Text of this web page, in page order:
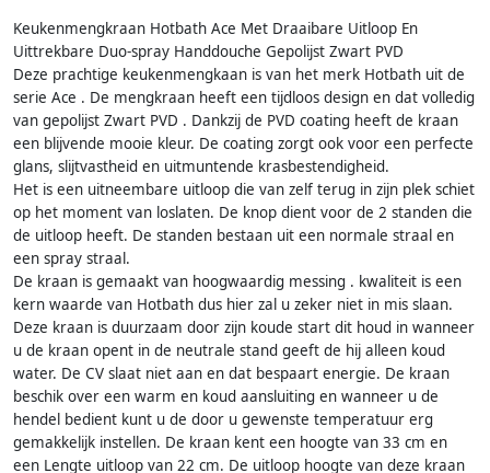
Keukenmengkraan Hotbath Ace Met Draaibare Uitloop En
Uittrekbare Duo-spray Handdouche Gepolijst Zwart PVD
Deze prachtige keukenmengkaan is van het merk Hotbath uit de
serie Ace . De mengkraan heeft een tijdloos design en dat volledig
van gepolijst Zwart PVD . Dankzij de PVD coating heeft de kraan
een blijvende mooie kleur. De coating zorgt ook voor een perfecte
glans, slijtvastheid en uitmuntende krasbestendigheid.
Het is een uitneembare uitloop die van zelf terug in zijn plek schiet
op het moment van loslaten. De knop dient voor de 2 standen die
de uitloop heeft. De standen bestaan uit een normale straal en
een spray straal.
De kraan is gemaakt van hoogwaardig messing . kwaliteit is een
kern waarde van Hotbath dus hier zal u zeker niet in mis slaan.
Deze kraan is duurzaam door zijn koude start dit houd in wanneer
u de kraan opent in de neutrale stand geeft de hij alleen koud
water. De CV slaat niet aan en dat bespaart energie. De kraan
beschik over een warm en koud aansluiting en wanneer u de
hendel bedient kunt u de door u gewenste temperatuur erg
gemakkelijk instellen. De kraan kent een hoogte van 33 cm en
een Lengte uitloop van 22 cm. De uitloop hoogte van deze kraan